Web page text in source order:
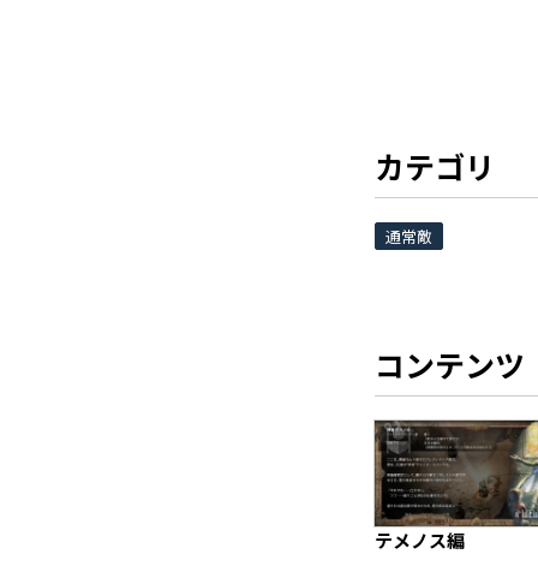
カテゴリ
通常敵
コンテンツ
テメノス編